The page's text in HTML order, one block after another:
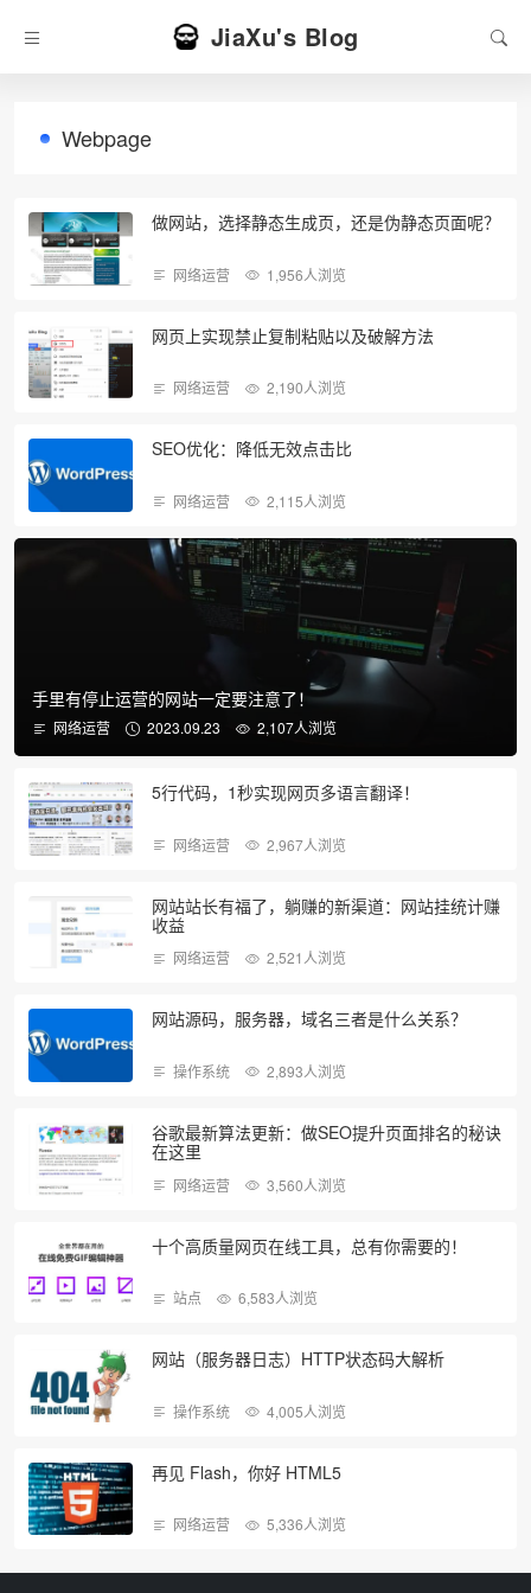
JiaXu's Blog
Webpage
做网站，选择静态生成页，还是伪静态页面呢？
网络运营 1,956人浏览
网页上实现禁止复制粘贴以及破解方法
网络运营 2,190人浏览
SEO优化：降低无效点击比
网络运营 2,115人浏览
手里有停止运营的网站一定要注意了！
网络运营 2023.09.23 2,107人浏览
5行代码，1秒实现网页多语言翻译！
网络运营 2,967人浏览
网站站长有福了，躺赚的新渠道：网站挂统计赚
收益
网络运营 2,521人浏览
网站源码，服务器，域名三者是什么关系？
操作系统 2,893人浏览
谷歌最新算法更新：做SEO提升页面排名的秘诀
在这里
网络运营 3,560人浏览
十个高质量网页在线工具，总有你需要的！
站点 6,583人浏览
网站（服务器日志）HTTP状态码大解析
操作系统 4,005人浏览
再见 Flash，你好 HTML5
网络运营 5,336人浏览